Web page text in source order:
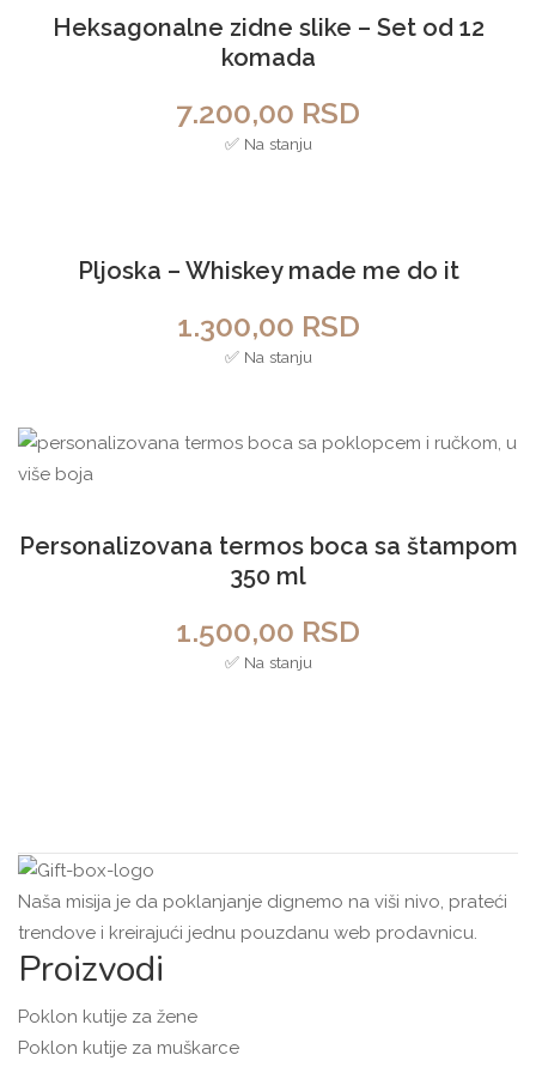
Heksagonalne zidne slike – Set od 12
komada
7.200,00 RSD
✅ Na stanju
Pljoska – Whiskey made me do it
1.300,00 RSD
✅ Na stanju
Personalizovana termos boca sa štampom
350 ml
1.500,00 RSD
✅ Na stanju
Naša misija je da poklanjanje dignemo na viši nivo, prateći
trendove i kreirajući jednu pouzdanu web prodavnicu.
Proizvodi
Poklon kutije za žene
Poklon kutije za muškarce